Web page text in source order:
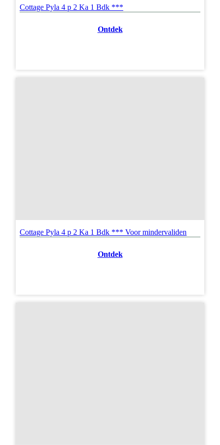
Cottage Pyla 4 p 2 Ka 1 Bdk ***
Ontdek
Cottage Pyla 4 p 2 Ka 1 Bdk *** Voor mindervaliden
Ontdek